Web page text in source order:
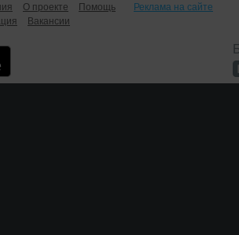
О проекте Помощь
Реклама на сайте
Вакансии